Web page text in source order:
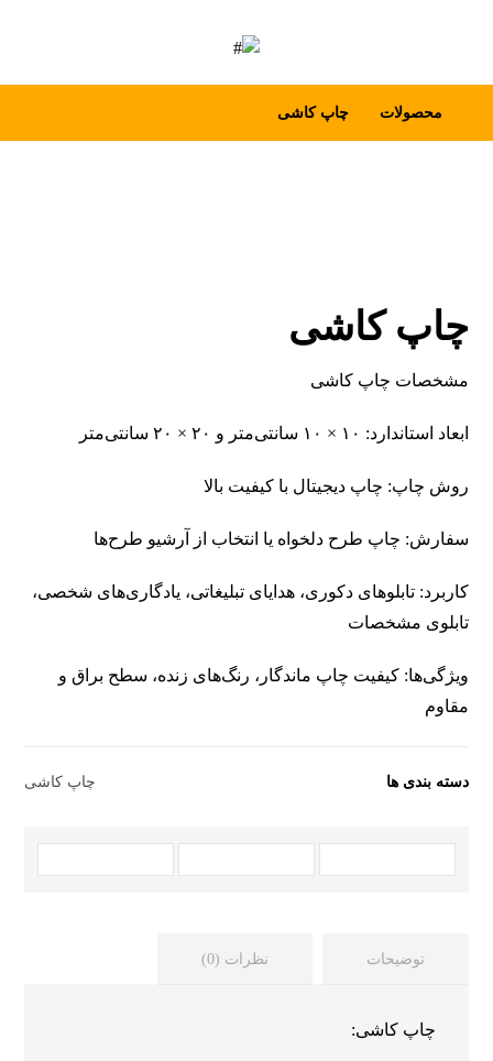
محصولات چاپ کاشی
چاپ کاشی
مشخصات چاپ کاشی
ابعاد استاندارد: ۱۰ × ۱۰ سانتی‌متر و ۲۰ × ۲۰ سانتی‌متر
روش چاپ: چاپ دیجیتال با کیفیت بالا
سفارش: چاپ طرح دلخواه یا انتخاب از آرشیو طرح‌ها
کاربرد: تابلوهای دکوری، هدایای تبلیغاتی، یادگاری‌های شخصی،
تابلوی مشخصات
ویژگی‌ها: کیفیت چاپ ماندگار، رنگ‌های زنده، سطح براق و
مقاوم
دسته بندی ها چاپ کاشی
توضیحات نظرات (0)
چاپ کاشی: